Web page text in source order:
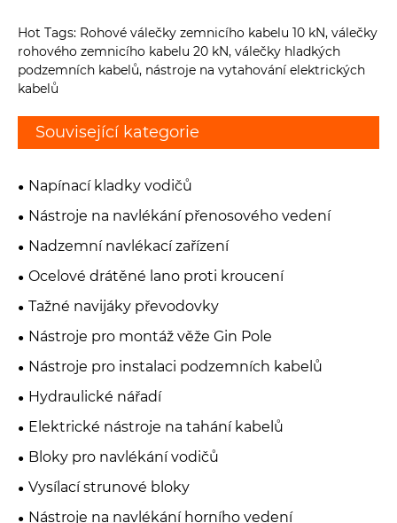
Hot Tags: Rohové válečky zemnicího kabelu 10 kN, válečky
rohového zemnicího kabelu 20 kN, válečky hladkých
podzemních kabelů, nástroje na vytahování elektrických
kabelů
Související kategorie
Napínací kladky vodičů
Nástroje na navlékání přenosového vedení
Nadzemní navlékací zařízení
Ocelové drátěné lano proti kroucení
Tažné navijáky převodovky
Nástroje pro montáž věže Gin Pole
Nástroje pro instalaci podzemních kabelů
Hydraulické nářadí
Elektrické nástroje na tahání kabelů
Bloky pro navlékání vodičů
Vysílací strunové bloky
Nástroje na navlékání horního vedení